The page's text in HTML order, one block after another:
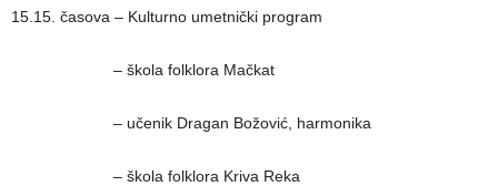
15.15. časova – Kulturno umetnički program
– škola folklora Mačkat
– učenik Dragan Božović, harmonika
– škola folklora Kriva Reka